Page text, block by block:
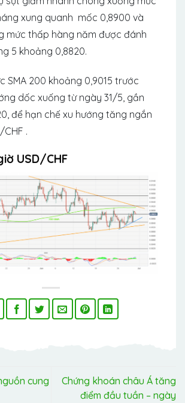
xung quanh mốc 0,8900 và
mức thấp hàng năm được đánh
5 khoảng 0,8820.
SMA 200 khoảng 0,9015 trước
dốc xuống từ ngày 31/5, gần
để hạn chế xu hướng tăng ngắn
CHF .
USD/CHF
cung
Chứng khoán châu Á tăng
điểm đầu tuần – ngày